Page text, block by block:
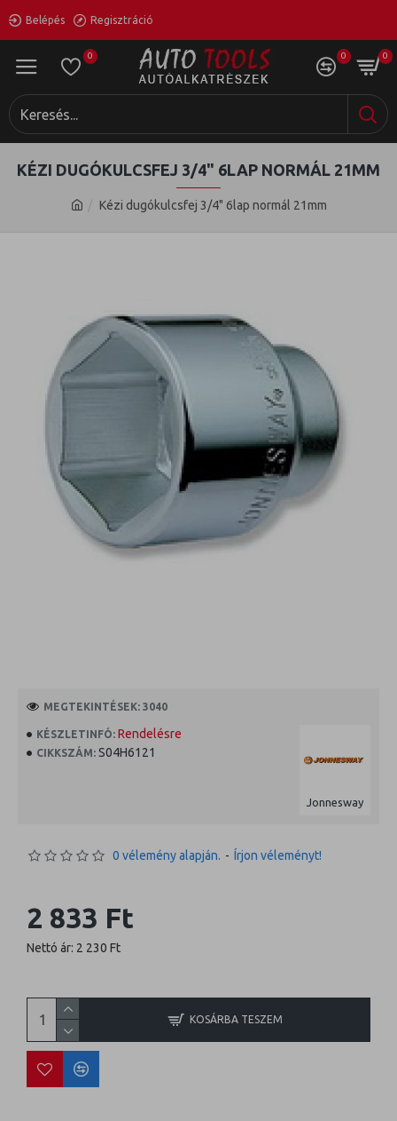
Belépés Regisztráció
0 0 0
Kézi dugókulcsfej 3/4" 6lap normál 21mm
KÉZI DUGÓKULCSFEJ 3/4" 6LAP NORMÁL 21MM
KÉSZLETINFÓ: Rendelésre
CIKKSZÁM: S04H6121
Jonnesway
MEGTEKINTÉSEK: 3040
0 vélemény alapján. - Írjon véleményt!
2 833 Ft
Nettó ár: 2 230 Ft
KOSÁRBA TESZEM